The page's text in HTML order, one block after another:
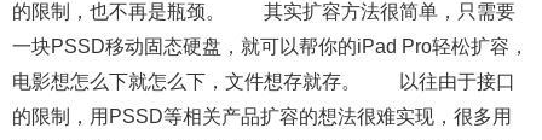
的限制，也不再是瓶颈。 其实扩容方法很简单，只需要
一块PSSD移动固态硬盘，就可以帮你的iPad Pro轻松扩容，
电影想怎么下就怎么下，文件想存就存。 以往由于接口
的限制，用PSSD等相关产品扩容的想法很难实现，很多用